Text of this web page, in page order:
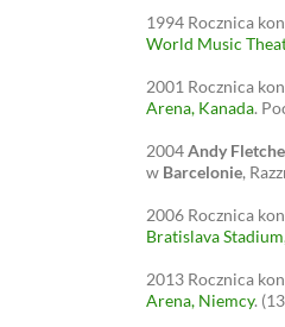
1994 Rocznica
World Music
2001 Rocznica
Arena, Kanada.
2004Andy
w Barcelonie,
2006 Rocznica
Bratislava
2013 Rocznica
Arena, Niemcy.